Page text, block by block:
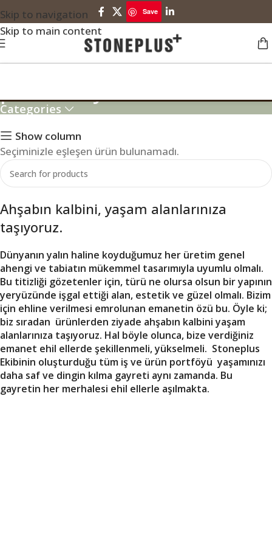
Skip to navigation
Skip to main content
Save
Categories
Show column
Seçiminizle eşleşen ürün bulunamadı.
Ahşabın kalbini, yaşam alanlarınıza
taşıyoruz.
Dünyanın yalın haline koyduğumuz her üretim genel
ahengi ve tabiatın mükemmel tasarımıyla uyumlu olmalı.
Bu titizliği gözetenler için, türü ne olursa olsun bir yapının
yeryüzünde işgal ettiği alan, estetik ve güzel olmalı. Bizim
için ehline verilmesi emrolunan emanetin özü bu. Öyle ki;
biz sıradan ürünlerden ziyade ahşabın kalbini yaşam
alanlarınıza taşıyoruz. Hal böyle olunca, bize verdiğiniz
emanet ehil ellerde şekillenmeli, yükselmeli. Stoneplus
Ekibinin oluşturduğu tüm iş ve ürün portföyü yaşamınızı
daha saf ve dingin kılma gayreti aynı zamanda. Bu
gayretin her merhalesi ehil ellerle aşılmakta.